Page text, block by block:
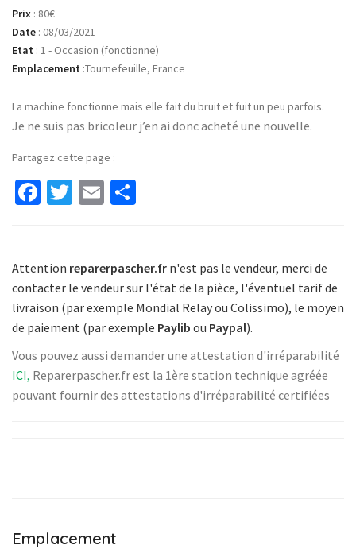
Prix : 80€
Date : 08/03/2021
Etat : 1 - Occasion (fonctionne)
Emplacement :Tournefeuille, France
La machine fonctionne mais elle fait du bruit et fuit un peu parfois.
Je ne suis pas bricoleur j’en ai donc acheté une nouvelle.
Partagez cette page :
Facebook
Twitter
Email
Attention reparerpascher.fr n'est pas le vendeur, merci de
contacter le vendeur sur l'état de la pièce, l'éventuel tarif de
livraison (par exemple Mondial Relay ou Colissimo), le moyen
de paiement (par exemple Paylib ou Paypal).
Vous pouvez aussi demander une attestation d'irréparabilité
ICI, Reparerpascher.fr est la 1ère station technique agréée
pouvant fournir des attestations d'irréparabilité certifiées
Emplacement